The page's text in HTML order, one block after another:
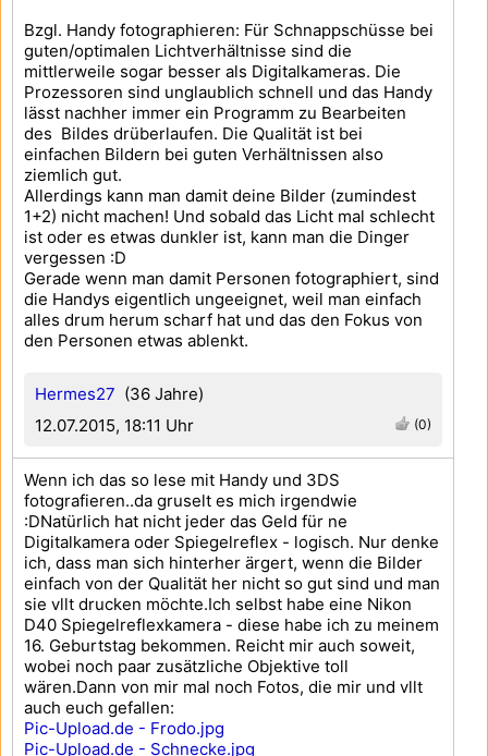
Hermes27 (36 Jahre)
12.07.2015, 18:11 Uhr
(0)
Bzgl. Handy fotographieren: Für Schnappschüsse bei
guten/optimalen Lichtverhältnisse sind die
mittlerweile sogar besser als Digitalkameras. Die
Prozessoren sind unglaublich schnell und das Handy
lässt nachher immer ein Programm zu Bearbeiten
des Bildes drüberlaufen. Die Qualität ist bei
einfachen Bildern bei guten Verhältnissen also
ziemlich gut.
Allerdings kann man damit deine Bilder (zumindest
1+2) nicht machen! Und sobald das Licht mal schlecht
ist oder es etwas dunkler ist, kann man die Dinger
vergessen :D
Gerade wenn man damit Personen fotographiert, sind
die Handys eigentlich ungeeignet, weil man einfach
alles drum herum scharf hat und das den Fokus von
den Personen etwas ablenkt.
Wenn ich das so lese mit Handy und 3DS
fotografieren..da gruselt es mich irgendwie
:DNatürlich hat nicht jeder das Geld für ne
Digitalkamera oder Spiegelreflex - logisch. Nur denke
ich, dass man sich hinterher ärgert, wenn die Bilder
einfach von der Qualität her nicht so gut sind und man
sie vllt drucken möchte.Ich selbst habe eine Nikon
D40 Spiegelreflexkamera - diese habe ich zu meinem
16. Geburtstag bekommen. Reicht mir auch soweit,
wobei noch paar zusätzliche Objektive toll
wären.Dann von mir mal noch Fotos, die mir und vllt
auch euch gefallen:
Pic-Upload.de - Frodo.jpg
Pic-Upload.de - Schnecke.jpg